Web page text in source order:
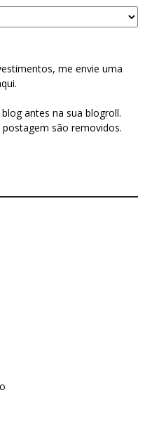
me envie uma
antes na sua blogroll.
são removidos.